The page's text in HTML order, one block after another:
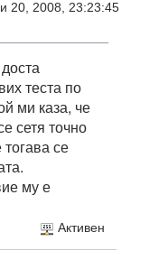
20, 2008, 23:23:45
теста по
ми каза, че
сетя точно
се
му е
Активен